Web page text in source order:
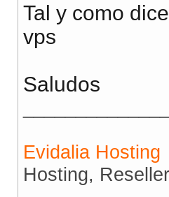
Tal y como
vps
Saludos
Evidalia Hosting
Hosting,